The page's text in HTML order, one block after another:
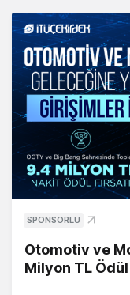
SPONSORLU
Otomotiv ve
Milyon TL